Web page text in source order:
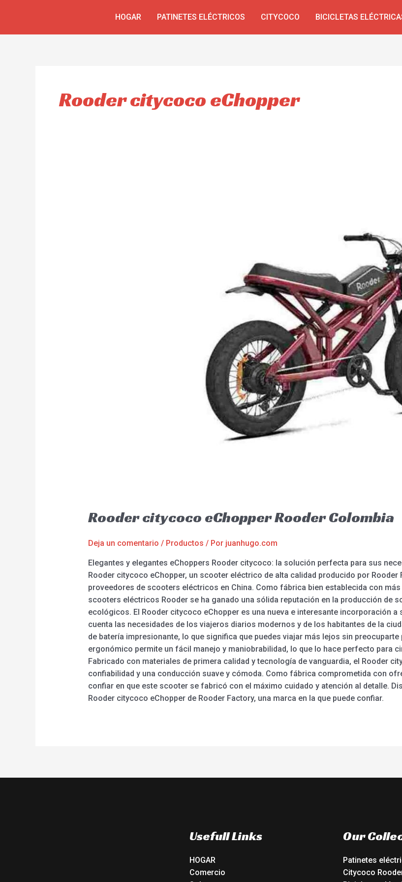
HOGAR PATINETES ELÉCTRICOS CITYCOCO BICICLETAS
Rooder citycoco eChopper
Rooder citycoco eChopper Rooder Colombia
Deja un comentario / Productos / Por juanhugo.com
Elegantes y elegantes eChoppers Rooder citycoco: la solución perfecta para sus
Rooder citycoco eChopper, un scooter eléctrico de alta calidad producido por
proveedores de scooters eléctricos en China. Como fábrica bien establecida con
scooters eléctricos Rooder se ha ganado una sólida reputación en la producción de
ecológicos. El Rooder citycoco eChopper es una nueva e interesante incorporación a
cuenta las necesidades de los viajeros diarios modernos y de los habitantes de la
de batería impresionante, lo que significa que puedes viajar más lejos sin
ergonómico permite un fácil manejo y maniobrabilidad, lo que lo hace perfecto para
Fabricado con materiales de primera calidad y tecnología de vanguardia, el Rooder
confiabilidad y una conducción suave y cómoda. Como fábrica comprometida con
confiar en que este scooter se fabricó con el máximo cuidado y atención al detalle.
Rooder citycoco eChopper de Rooder Factory, una marca en la que puede confiar.
Usefull Links
HOGAR
Comercio
Our
Patinetes
Citycoco